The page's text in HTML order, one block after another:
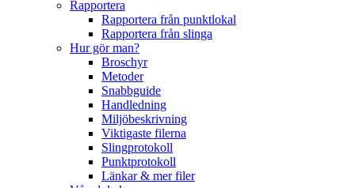
Rapportera
Rapportera från punktlokal
Rapportera från slinga
Hur gör man?
Broschyr
Metoder
Snabbguide
Handledning
Miljöbeskrivning
Viktigaste filerna
Slingprotokoll
Punktprotokoll
Länkar & mer filer